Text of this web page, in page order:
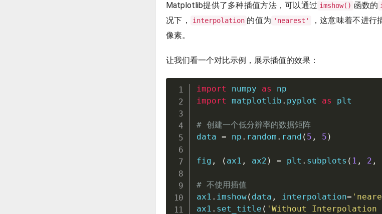
Matplotlib提供了多种插值方法，可以通过 imshow() 函数的
况下，
interpolation 的值为 'nearest'
，这意味着不进
像素。
让我们看一个对比示例，展示插值的效果：
import numpy as
import matplotlib . pyplot as plt
# 创建一个低分辨率的数据矩阵
data = np . random . rand ( 5 , 5 )
fig , ( ax1 , ax2 ) = plt . subplots ( 1 , 2 ,
# 不使用插值
ax1 . imshow( data , interpolation=
ax1 . set_title ( 'Without Interpolation